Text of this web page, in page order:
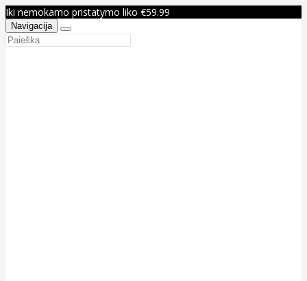
Iki nemokamo pristatymo liko €59.99
Navigacija